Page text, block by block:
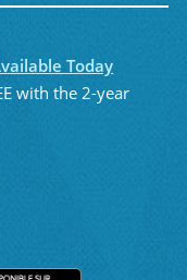
Today
with the 2-year